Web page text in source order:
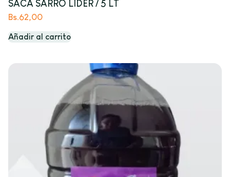
SACA SARRO LIDER / 5 LT
Bs.62,00
Añadir al carrito